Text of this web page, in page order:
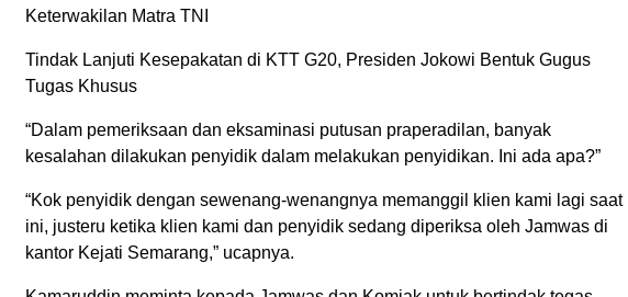
Keterwakilan Matra TNI
Tindak Lanjuti Kesepakatan di KTT G20, Presiden Jokowi Bentuk Gugus
Tugas Khusus
“Dalam pemeriksaan dan eksaminasi putusan praperadilan, banyak
kesalahan dilakukan penyidik dalam melakukan penyidikan. Ini ada apa?”
“Kok penyidik dengan sewenang-wenangnya memanggil klien kami lagi saat
ini, justeru ketika klien kami dan penyidik sedang diperiksa oleh Jamwas di
kantor Kejati Semarang,” ucapnya.